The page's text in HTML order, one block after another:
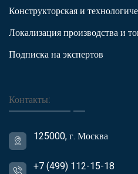
Конструкторская и
Локализация производства и
Подписка на экспертов
Контакты:
125000, г. Москва
+7 (499) 112-15-18